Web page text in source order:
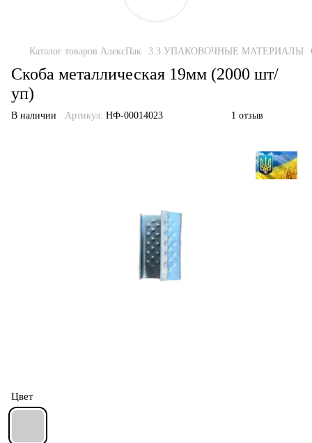
Каталог товаров АлексПак 3.3.УПАКОВОЧНЫЕ МАТЕРИАЛЫ
Скоба металлическая 19мм (2000 шт/
уп)
В наличии Артикул: НФ-00014023 1 отзыв
Цвет